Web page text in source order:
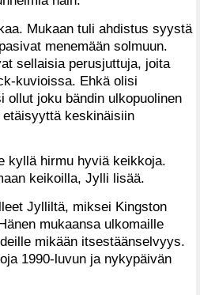
Mukaan tuli ahdistus syystä
menemään solmuun.
sellaisia perusjuttuja, joita
kuvioissa. Ehkä olisi
ollut joku bändin ulkopuolinen
keskinäisiin
kyllä hirmu hyviä keikkoja.
keikoilla, Jylli lisää.
Jylliltä, miksei Kingston
mukaansa ulkomaille
mikään itsestäänselvyys.
1990-luvun ja nykypäivän